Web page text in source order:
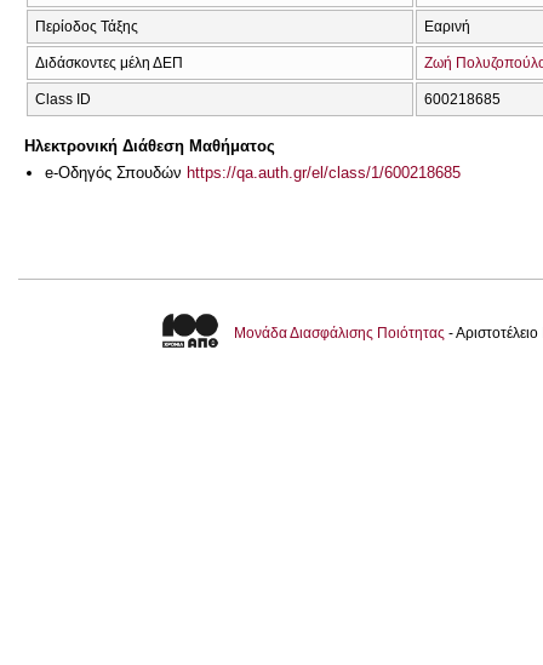
Περίοδος Τάξης Εαρινή
Διδάσκοντες μέλη ΔΕΠ Ζωή
Class ID 600218685
Ηλεκτρονική Διάθεση Μαθήματος
e-Οδηγός Σπουδών https://qa.auth.gr/el/class/1/600218685
Μονάδα Διασφάλισης Ποιότητας -